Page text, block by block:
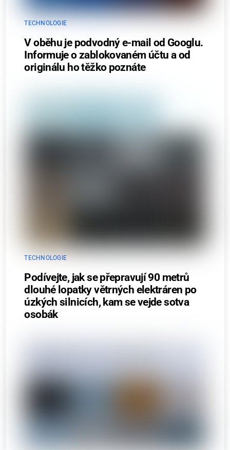
TECHNOLOGIE
V oběhu je podvodný e-mail od Googlu.
Informuje o zablokovaném účtu a od
originálu ho těžko poznáte
TECHNOLOGIE
Podívejte, jak se přepravují 90 metrů
dlouhé lopatky větrných elektráren po
úzkých silnicích, kam se vejde sotva
osobák